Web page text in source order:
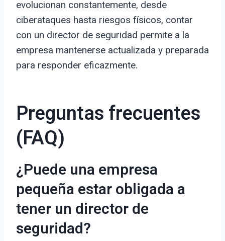
evolucionan constantemente, desde
ciberataques hasta riesgos físicos, contar
con un director de seguridad permite a la
empresa mantenerse actualizada y preparada
para responder eficazmente.
Preguntas frecuentes
(FAQ)
¿Puede una empresa
pequeña estar obligada a
tener un director de
seguridad?